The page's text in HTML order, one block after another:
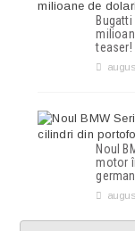
teaser!
Noul
motor